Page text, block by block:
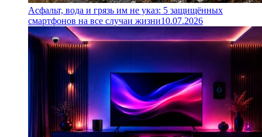
Асфальт, вода и грязь им не указ: 5 защищённых
смартфонов на все случаи жизни10.07.2026